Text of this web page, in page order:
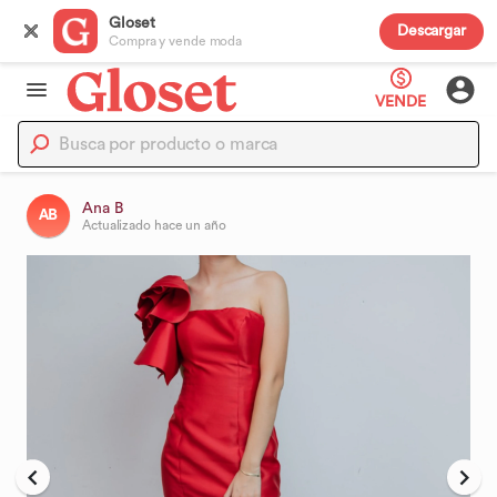
Gloset
Compra y vende moda
Descargar
VENDE
AB Ana B
Actualizado hace un año